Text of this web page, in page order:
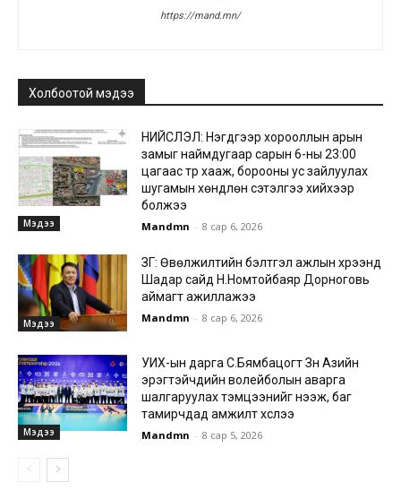
https://mand.mn/
Холбоотой мэдээ
Мэдээ
НИЙСЛЭЛ: Нэгдүгээр хорооллын арын
замыг наймдугаар сарын 6-ны 23:00
цагаас түр хааж, борооны ус зайлуулах
шугамын хөндлөн сэтэлгээ хийхээр
болжээ
Mandmn - 8 сар 6, 2026
Мэдээ
ЗГ: Өвөлжилтийн бэлтгэл ажлын хүрээнд
Шадар сайд Н.Номтойбаяр Дорноговь
аймагт ажиллажээ
Mandmn - 8 сар 6, 2026
Мэдээ
УИХ-ын дарга С.Бямбацогт Зүүн Азийн
эрэгтэйчүүдийн волейболын аварга
шалгаруулах тэмцээнийг нээж, баг
тамирчдад амжилт хүслээ
Mandmn - 8 сар 5, 2026